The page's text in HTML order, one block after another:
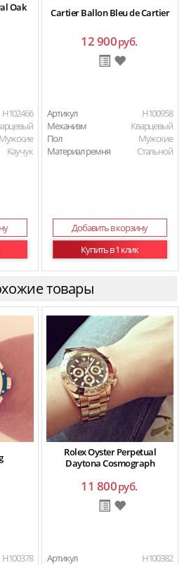
Oak
H102466
Мужские
Каучук
Cartier Ballon Bleu de Cartier
12 900руб.
Артикул
H100958
Механизм
Кварцевый
Пол
Мужские
Материал ремня
Стальной
Добавить в корзину
Купить в 1 клик
товары
H100378
Rolex Oyster Perpetual
Daytona Cosmograph
11 800руб.
Артикул H100382